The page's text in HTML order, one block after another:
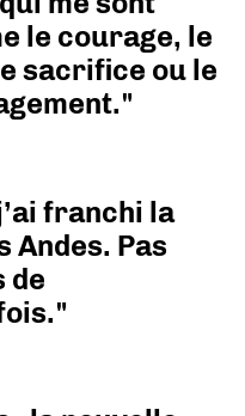
le courage, le
sacrifice ou le
franchi la
Andes. Pas
de